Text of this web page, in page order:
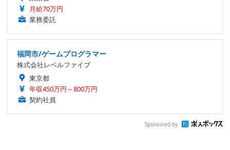
月給70万円
業務委託
福岡市/ゲームプログラマー
株式会社レベルファイブ
東京都
年収450万円～800万円
契約社員
Sponsored by